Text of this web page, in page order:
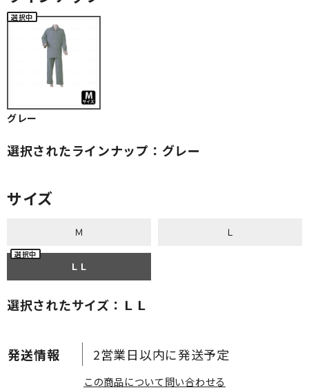
2営業日以内に発送予定
グレー
選択されたラインナップ：グレー
サイズ
Ｍ Ｌ
ＬＬ
選択されたサイズ：ＬＬ
この商品について問い合わせる